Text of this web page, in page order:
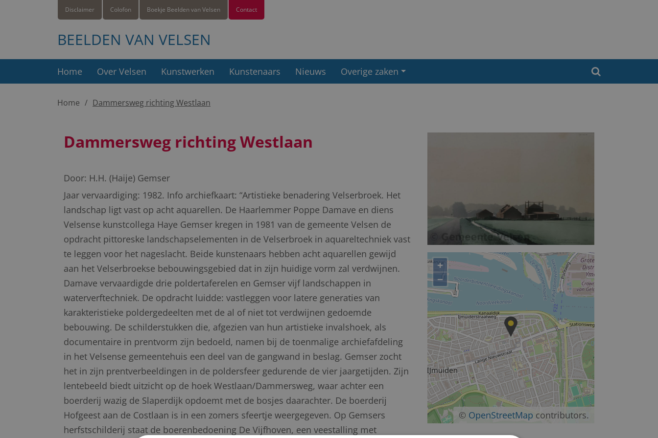
Contact
Boekje Beelden van Velsen
Colofon
Disclaimer
BEELDEN VAN VELSEN
Home Over Velsen Kunstwerken Kunstenaars Nieuws Overige zaken
Home Dammersweg richting Westlaan
Dammersweg richting Westlaan
Door: H.H. (Haije) Gemser
Jaar vervaardiging: 1982. Info archiefkaart: “Artistieke benadering Velserbroek. Het
landschap ligt vast op acht aquarellen. De Haarlemmer Poppe Damave en diens
Velsense kunstcollega Haye Gemser kregen in 1981 van de gemeente Velsen de
opdracht pittoreske landschapselementen in de Velserbroek in aquareltechniek vast
te leggen voor het nageslacht. Beide kunstenaars hebben acht aquarellen gewijd
aan het Velserbroekse bebouwingsgebied dat in zijn huidige vorm zal verdwijnen.
Damave vervaardigde drie poldertaferelen en Gemser vijf landschappen in
waterverftechniek. De opdracht luidde: vastleggen voor latere generaties van
karakteristieke poldergedeelten met de al of niet tot verdwijnen gedoemde
bebouwing. De schilderstukken die, afgezien van hun artistieke invalshoek, als
documentaire in prentvorm zijn bedoeld, namen bij de toenmalige archiefafdeling
in het Velsense gemeentehuis een deel van de gangwand in beslag. Gemser zocht
het in zijn prentverbeeldingen in de poldersfeer gedurende de vier jaargetijden. Zijn
lentebeeld biedt uitzicht op de hoek Westlaan/Dammersweg, waar achter een
boerderij wazig de Slaperdijk opdoemt met de bosjes daarachter. De boerderij
Hofgeest aan de Costlaan is in een zomers sfeertje weergegeven. Op Gemsers
herfstschilderij staat de boerenbedoening De Vijfhoven, een veestalling met
+
−
© OpenStreetMap contributors.